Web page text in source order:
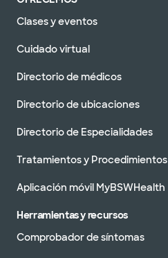
Clases y eventos
Cuidado virtual
Directorio de médicos
Directorio de ubicaciones
Directorio de Especialidades
Tratamientos y Procedimientos
Aplicación móvil MyBSWHealth
Herramientas y recursos
Comprobador de síntomas